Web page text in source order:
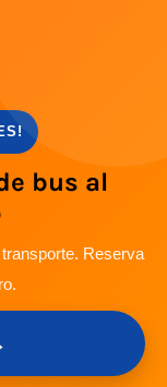
bus al
Reserva